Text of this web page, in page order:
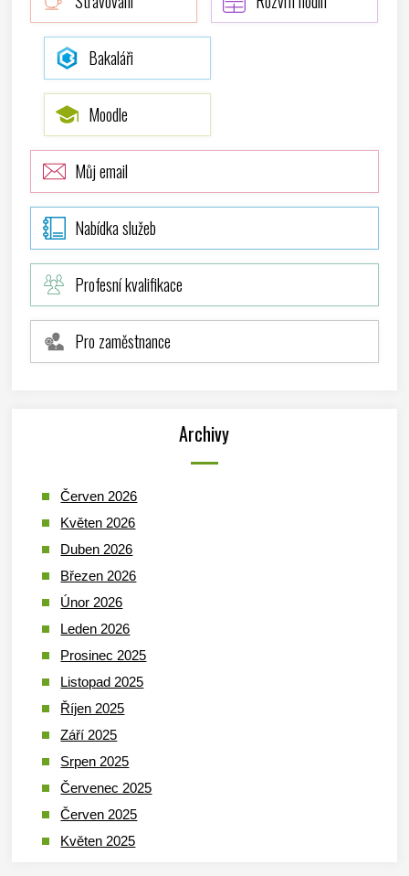
Bakaláři
Moodle
Můj email
Nabídka služeb
Profesní kvalifikace
Pro zaměstnance
Archivy
Červen 2026
Květen 2026
Duben 2026
Březen 2026
Únor 2026
Leden 2026
Prosinec 2025
Listopad 2025
Říjen 2025
Září 2025
Srpen 2025
Červenec 2025
Červen 2025
Květen 2025